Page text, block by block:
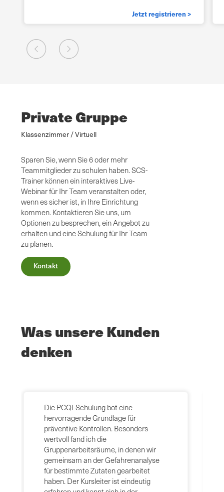
Jetzt registrieren >
Private Gruppe
Klassenzimmer / Virtuell
Sparen Sie, wenn Sie 6 oder mehr
Teammitglieder zu schulen haben. SCS-
Trainer können ein interaktives Live-
Webinar für Ihr Team veranstalten oder,
wenn es sicher ist, in Ihre Einrichtung
kommen. Kontaktieren Sie uns, um
Optionen zu besprechen, ein Angebot zu
erhalten und eine Schulung für Ihr Team
zu planen.
Kontakt
Was unsere Kunden
denken
Die PCQI-Schulung bot eine
hervorragende Grundlage für
präventive Kontrollen. Besonders
wertvoll fand ich die
Gruppenarbeitsräume, in denen wir
gemeinsam an der Gefahrenanalyse
für bestimmte Zutaten gearbeitet
haben. Der Kursleiter ist eindeutig